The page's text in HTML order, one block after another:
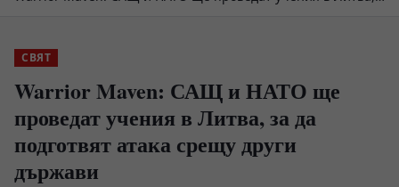
СВЯТ
Warrior Maven: САЩ и НАТО ще
проведат учения в Литва, за да
подготвят атака срещу други
държави